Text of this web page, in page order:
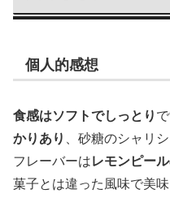
個人的感想
食感はソフトでしっとり で
かりあり
、砂糖のシャリ
フレーバーはレモンピール
菓子とは違った風味で美味